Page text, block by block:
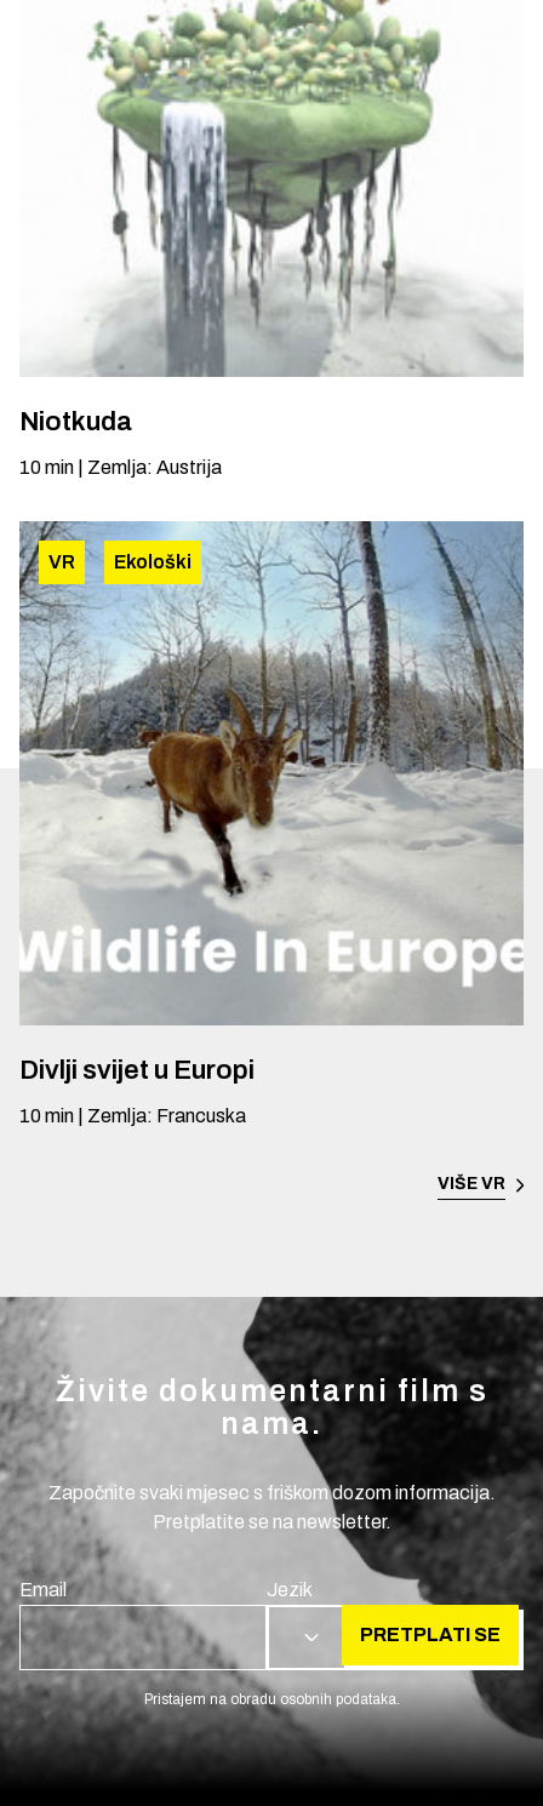
Niotkuda
10min Zemlja: Austrija
VR Ekološki
Divlji svijet u Europi
10min Zemlja: Francuska
VIŠE VR
Živite dokumentarni film s
nama.
Započnite svaki mjesec s friškom dozom informacija.
Pretplatite se na newsletter.
Email Jezik
HR PRETPLATI SE
Pristajem na obradu osobnih podataka.